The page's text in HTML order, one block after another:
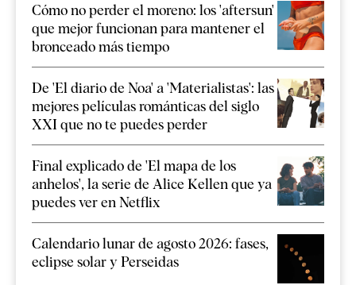
Cómo no perder el moreno: los 'aftersun'
que mejor funcionan para mantener el
bronceado más tiempo
De 'El diario de Noa' a 'Materialistas': las
mejores películas románticas del siglo
XXI que no te puedes perder
Final explicado de 'El mapa de los
anhelos', la serie de Alice Kellen que ya
puedes ver en Netflix
Calendario lunar de agosto 2026: fases,
eclipse solar y Perseidas